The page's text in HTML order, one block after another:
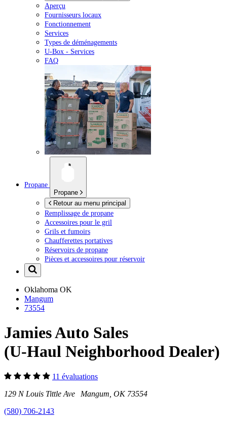
Aperçu
Fournisseurs locaux
Fonctionnement
Services
Types de déménagements
U-Box - Services
FAQ
Propane
Propane
Retour au menu principal
Remplissage de propane
Accessoires pour le gril
Grils et fumoirs
Chaufferettes portatives
Réservoirs de propane
Pièces et accessoires pour réservoir
Oklahoma OK
Mangum
73554
Jamies Auto Sales
(U-Haul Neighborhood Dealer)
11 évaluations
129 N Louis Tittle Ave Mangum, OK 73554
(580) 706-2143